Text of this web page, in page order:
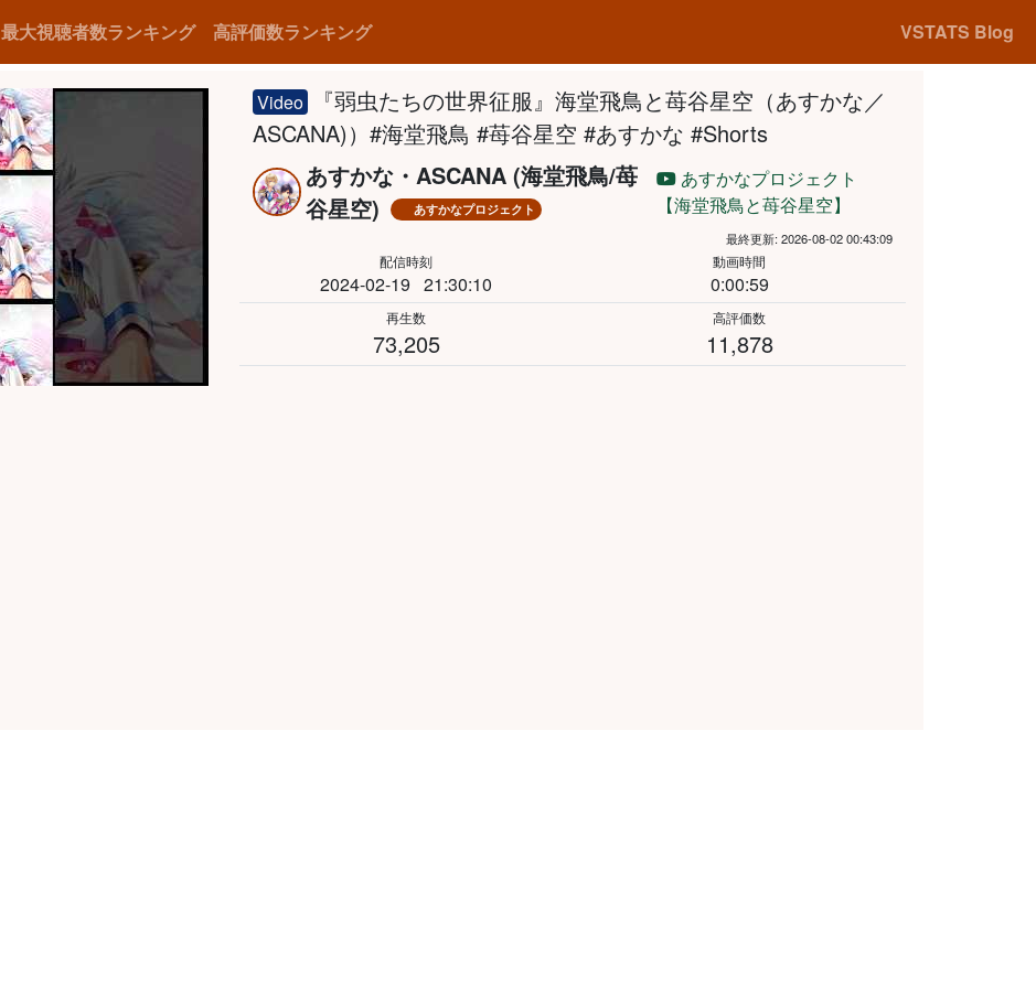
最大視聴者数ランキング 高評価数ランキング VSTATS Blog
Video
『弱虫たちの世界征服』海堂飛鳥と苺谷星空（あすかな／
ASCANA)）#海堂飛鳥 #苺谷星空 #あすかな #Shorts
あすかな・ASCANA (海堂飛鳥/苺
谷星空)
あすかなプロジェクト
あすかなプロジェクト
【海堂飛鳥と苺谷星空】
最終更新: 2026-08-02 00:43:09
配信時刻
2024-02-19 21:30:10
動画時間
0:00:59
再生数
73,205
高評価数
11,878